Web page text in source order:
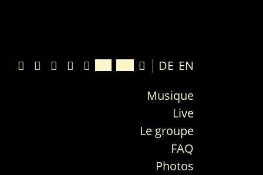
DE EN
Musique
Live
Le groupe
FAQ
Photos